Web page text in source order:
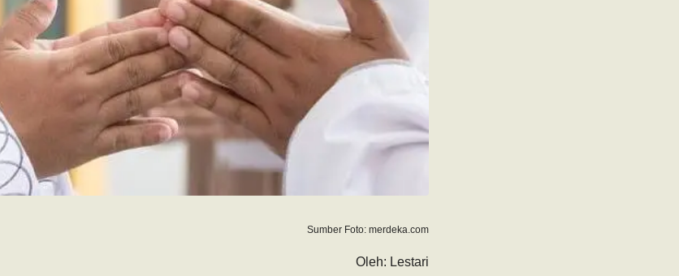
Sumber Foto: merdeka.com
Oleh: Lestari